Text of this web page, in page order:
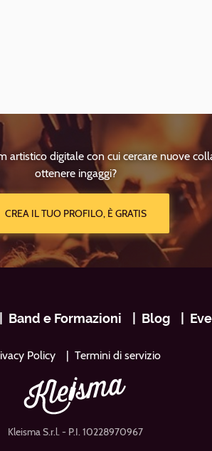
artistico digitale con cui cercare nuove
ottenere ingaggi?
CREA IL TUO PROFILO, È GRATIS
Band e Formazioni Blog
Policy Termini di servizio
Kleisma S.r.l.- P.I. 10228970967